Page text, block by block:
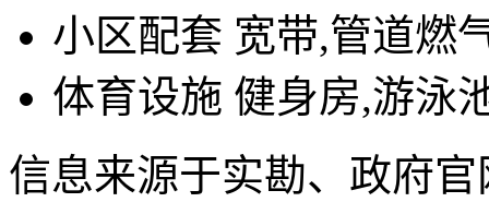
小区配套 宽带,管道燃
体育设施 健身房,游泳
信息来源于实勘、政府